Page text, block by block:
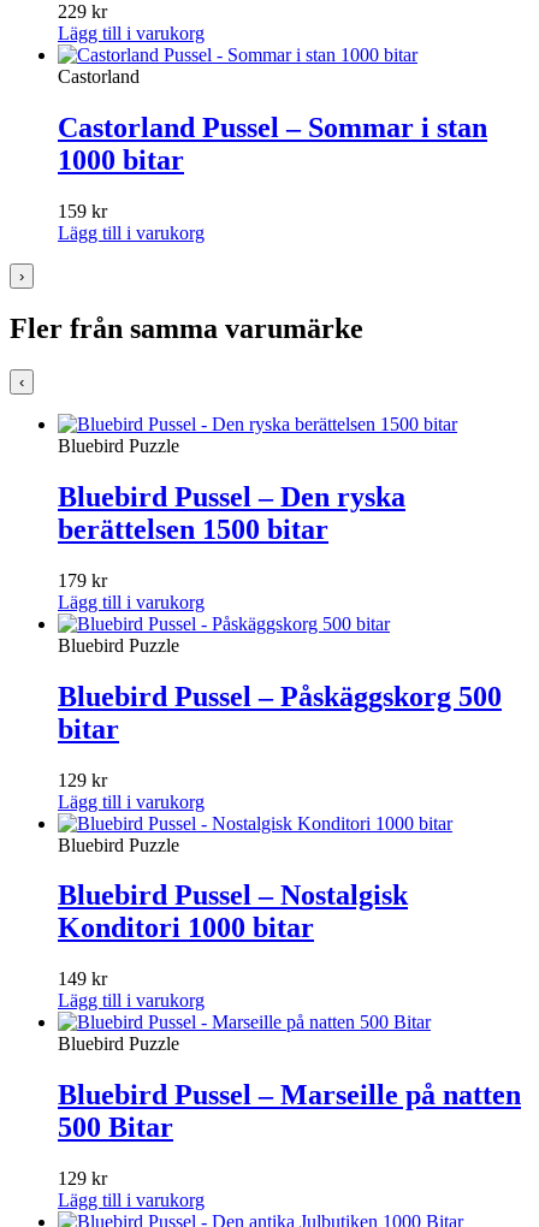
229 kr
Lägg till i varukorg
Castorland
Castorland Pussel – Sommar i stan
1000 bitar
159 kr
Lägg till i varukorg
›
Fler från samma varumärke
‹
Bluebird Puzzle
Bluebird Pussel – Den ryska
berättelsen 1500 bitar
179 kr
Lägg till i varukorg
Bluebird Puzzle
Bluebird Pussel – Påskäggskorg 500
bitar
129 kr
Lägg till i varukorg
Bluebird Puzzle
Bluebird Pussel – Nostalgisk
Konditori 1000 bitar
149 kr
Lägg till i varukorg
Bluebird Puzzle
Bluebird Pussel – Marseille på natten
500 Bitar
129 kr
Lägg till i varukorg